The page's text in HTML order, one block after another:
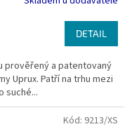
DETAIL
prověřený a patentovaný
Uprux. Patří na trhu mezi
suché...
Kód: 9213/XS